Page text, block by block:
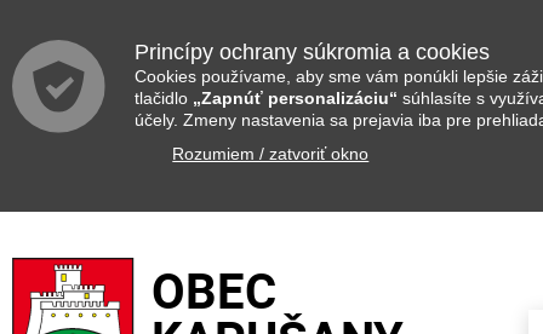
Princípy ochrany súkromia a cookies
Cookies používame, aby sme vám ponúkli lepšie
tlačidlo „Zapnúť personalizáciu“ súhlasíte s
účely. Zmeny nastavenia sa prejavia iba pre
Rozumiem / zatvoriť okno
OBEC